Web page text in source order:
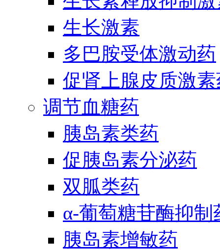
生长激素
多巴胺受体激动药
促肾上腺皮质激
调节血糖药
胰岛素类药
促胰岛素分泌药
双胍类药
α-葡萄糖苷酶抑制
胰岛素增敏药